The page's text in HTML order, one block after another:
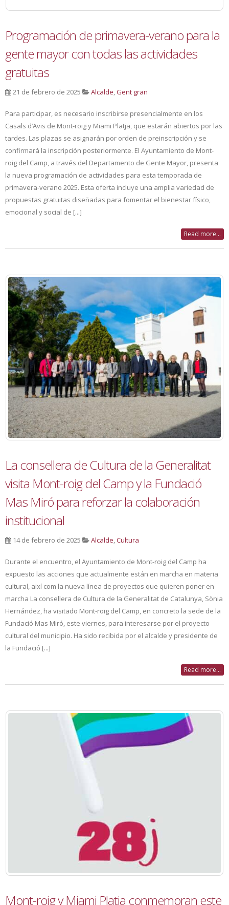
Programación de primavera-verano para la
gente mayor con todas las actividades
gratuitas
21 de febrero de 2025 Alcalde,Gent gran
Para participar, es necesario inscribirse presencialmente en los
Casals d’Avis de Mont-roig y Miami Platja, que estarán abiertos por las
tardes. Las plazas se asignarán por orden de preinscripción y se
confirmará la inscripción posteriormente. El Ayuntamiento de Mont-
roig del Camp, a través del Departamento de Gente Mayor, presenta
la nueva programación de actividades para esta temporada de
primavera-verano 2025. Esta oferta incluye una amplia variedad de
propuestas gratuitas diseñadas para fomentar el bienestar físico,
emocional y social de [...]
Read more...
La consellera de Cultura de la Generalitat
visita Mont-roig del Camp y la Fundació
Mas Miró para reforzar la colaboración
institucional
14 de febrero de 2025 Alcalde Cultura
Durante el encuentro, el Ayuntamiento de Mont-roig del Camp ha
expuesto las acciones que actualmente están en marcha en materia
cultural, així com la nueva línea de proyectos que quieren poner en
marcha La consellera de Cultura de la Generalitat de Catalunya, Sònia
Hernández, ha visitado Mont-roig del Camp, en concreto la sede de la
Fundació Mas Miró, este viernes, para interesarse por el proyecto
cultural del municipio. Ha sido recibida por el alcalde y presidente de
la Fundació [...]
Read more...
Mont-roig y Miami Platja conmemoran este